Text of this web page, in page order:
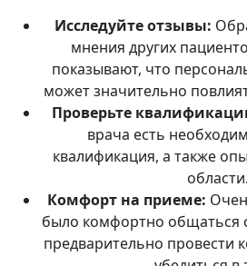
Исследуйте отзывы:
мнения других
показывают, что
может значительно
Проверьте
врача есть
квалификация, а также
области.
Комфорт на приеме:
было комфортно общаться
предварительно провести